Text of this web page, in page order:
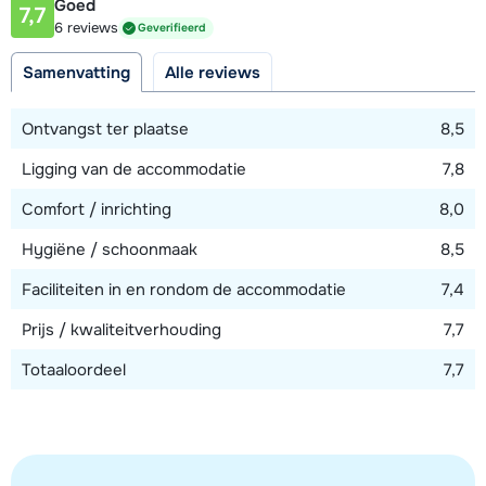
Afstand tot piste
100 meter
7,7 Goed
6 reviews Geverifieerd
Samenvatting Alle reviews
Ontvangst ter plaatse
8,5
Ligging van de accommodatie
7,8
Comfort / inrichting
8,0
Hygiëne / schoonmaak
8,5
Faciliteiten in en rondom de accommodatie
7,4
Prijs / kwaliteitverhouding
7,7
Totaaloordeel
7,7